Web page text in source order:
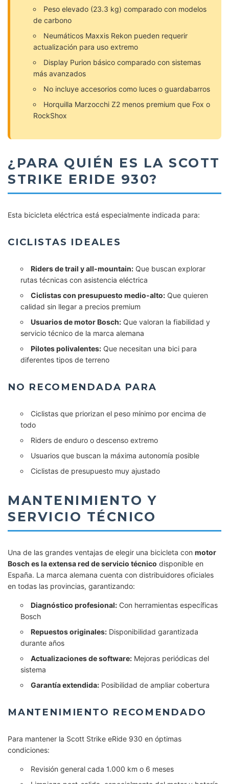
Peso elevado (23.3 kg) comparado con modelos
de carbono
Neumáticos Maxxis Rekon pueden requerir
actualización para uso extremo
Display Purion básico comparado con sistemas
más avanzados
No incluye accesorios como luces o guardabarros
Horquilla Marzocchi Z2 menos premium que Fox o
RockShox
¿PARA QUIÉN ES LA SCOTT
STRIKE ERIDE 930?
Esta bicicleta eléctrica está especialmente indicada para:
CICLISTAS IDEALES
Riders de trail y all-mountain: Que buscan explorar
rutas técnicas con asistencia eléctrica
Ciclistas con presupuesto medio-alto: Que quieren
calidad sin llegar a precios premium
Usuarios de motor Bosch: Que valoran la fiabilidad y
servicio técnico de la marca alemana
Pilotes polivalentes: Que necesitan una bici para
diferentes tipos de terreno
NO RECOMENDADA PARA
Ciclistas que priorizan el peso mínimo por encima de
todo
Riders de enduro o descenso extremo
Usuarios que buscan la máxima autonomía posible
Ciclistas de presupuesto muy ajustado
MANTENIMIENTO Y
SERVICIO TÉCNICO
Una de las grandes ventajas de elegir una bicicleta con motor
Bosch es la extensa red de servicio técnico disponible en
España. La marca alemana cuenta con distribuidores oficiales
en todas las provincias, garantizando:
Diagnóstico profesional: Con herramientas específicas
Bosch
Repuestos originales: Disponibilidad garantizada
durante años
Actualizaciones de software: Mejoras periódicas del
sistema
Garantía extendida: Posibilidad de ampliar cobertura
MANTENIMIENTO RECOMENDADO
Para mantener la Scott Strike eRide 930 en óptimas
condiciones:
Revisión general cada 1.000 km o 6 meses